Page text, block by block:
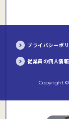
プライバシーポ
従業員の個人情
Copyright ©